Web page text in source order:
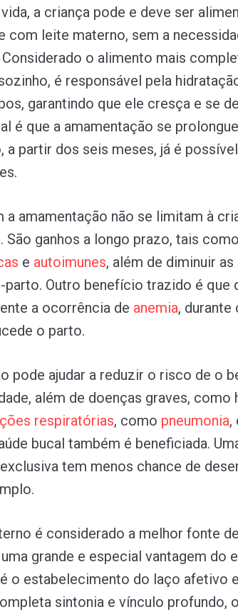
a criança pode e deve ser
com leite materno, sem a
o alimento mais
é responsável pela
garantindo que ele cresça e se
é que a amamentação se
a partir dos seis meses, já é
a amamentação não se limitam à
São ganhos a longo prazo, tais
e autoimunes, além de diminuir
parto. Outro benefício trazido é que
a ocorrência de anemia, durante
o parto.
pode ajudar a reduzir o risco de o
além de doenças graves, como
respiratórias, como pneumonia,
bucal também é beneficiada.
tem menos chance de
é considerado a melhor fonte
grande e especial vantagem do
o estabelecimento do laço afetivo
sintonia e vínculo profundo,